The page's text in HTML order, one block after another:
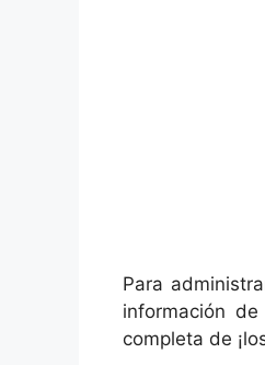
Para
información
completa de